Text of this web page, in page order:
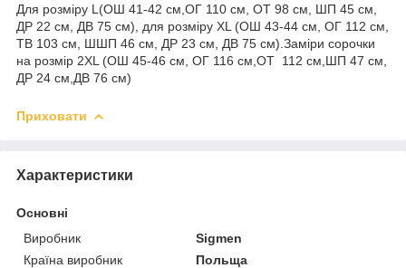
Для розміру L(ОШ 41-42 см,ОГ 110 см, ОТ 98 см, ШП 45 см,
ДР 22 см, ДВ 75 см), для розміру XL (ОШ 43-44 см, ОГ 112 см,
ТВ 103 см, ШШП 46 см, ДР 23 см, ДВ 75 см).Заміри сорочки
на розмір 2XL (ОШ 45-46 см, ОГ 116 см,ОТ 112 см,ШП 47 см,
ДР 24 см,ДВ 76 см)
Приховати
Характеристики
Основні
Виробник
Sigmen
Країна виробник
Польща